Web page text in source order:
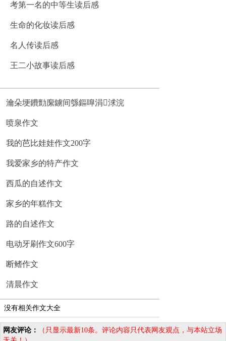
考第一名的中等生读后感
生命的化妆读后感
名人传读后感
王二小故事读后感
瀹朵埂鐨勯緳鐪间綔鏂嘷涓浗浣
喷泉作文
我的芭比娃娃作文200字
我爱家乡的特产作文
西瓜的自述作文
家乡的年糕作文
路的自述作文
电动牙刷作文600字
断鳍作文
清晨作文
没有相关作文大全
网友评论：
（只显示最新10条。评论内容只代表网友观点，与本站立场